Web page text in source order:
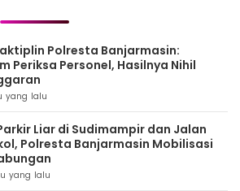
Polresta Banjarmasin:
Periksa Personel, Hasilnya Nihil
yang lalu
Liar di Sudimampir dan Jalan
Polresta Banjarmasin Mobilisasi
yang lalu